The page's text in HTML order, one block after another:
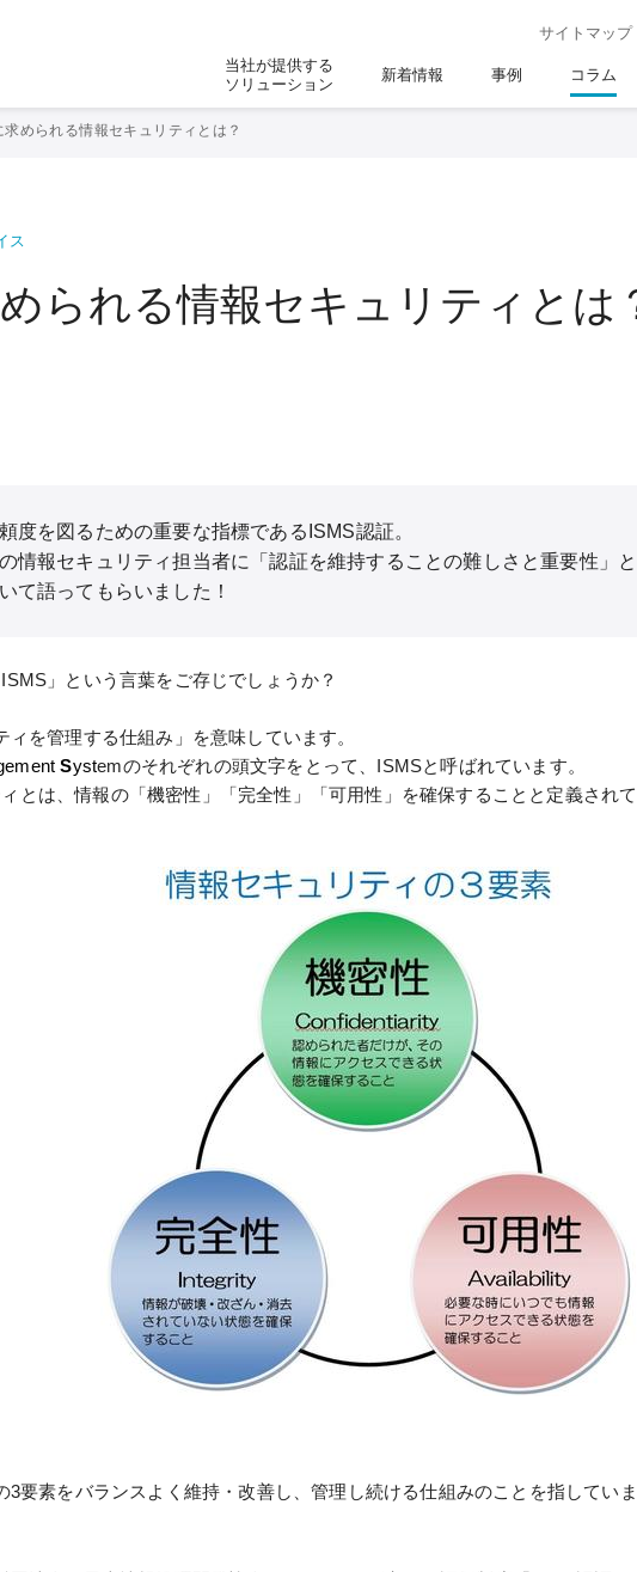
サイトマップ
当社が提供する
ソリューション
新着情報 事例 コラム
求められる情報セキュリティとは？
ス
られる情報セキュリティとは
度を図るための重要な指標であるISMS認証。
情報セキュリティ担当者に「認証を維持することの難しさと重要性」
て語ってもらいました！
」という言葉をご存じでしょうか？
を管理する仕組み」を意味しています。
Systemのそれぞれの頭文字をとって、ISMSと呼ばれています。
とは、情報の「機密性」「完全性」「可用性」を確保することと定義されて
要素をバランスよく維持・改善し、管理し続ける仕組みのことを指していま